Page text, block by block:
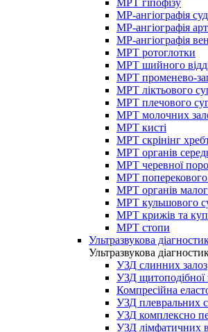
МРТ гіпофізу
МР-ангіографія
МР-ангіографія
МР-ангіографія
МРТ ротоглотки
МРТ шийного
МРТ променево-
МРТ ліктьового
МРТ плечового
МРТ молочних
МРТ кисті
МРТ скрінінг
МРТ органів
МРТ черевної
МРТ поперекового
МРТ органів
МРТ кульшового
МРТ крижів та
МРТ стопи
Ультразвукова
Ультразвукова
УЗД слинних залоз
УЗД щитоподібної
Компресійна
УЗД плевральних
УЗД комплексно
УЗД лімфатичних